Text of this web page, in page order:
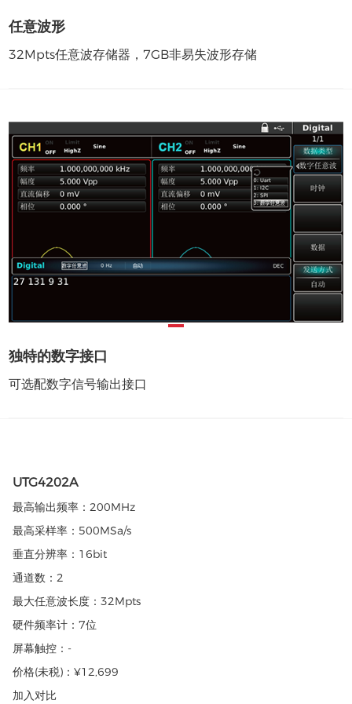
任意波形
32Mpts任意波存储器，7GB非易失波形存储
独特的数字接口
可选配数字信号输出接口
UTG4202A
最高输出频率：200MHz
最高采样率：500MSa/s
垂直分辨率： 16bit
通道数：2
最大任意波长度：32Mpts
硬件频率计：7位
屏幕触控： -
价格(未税)：¥12,699
加入对比